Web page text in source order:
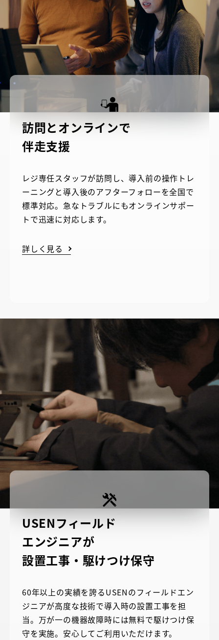
訪問とオンラインで
伴走支援
レジ専任スタッフが訪問し、導入前の操作トレ
ーニングと導入後のアフターフォローを全国で
標準対応。急なトラブルにもオンラインサポー
トで迅速に対応します。
詳しく見る
USENフィールド
エンジニアが
設置工事・駆けつけ保守
60年以上の実績を誇るUSENのフィールドエン
ジニアが高度な技術で導入時の設置工事を担
当。万が一の機器故障時には無料で駆けつけ保
守を実施。安心してご利用いただけます。